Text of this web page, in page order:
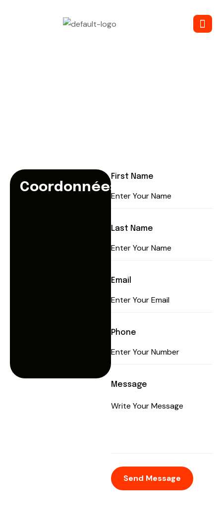
Coordonnées
First Name
Last Name
Email
Phone
Message